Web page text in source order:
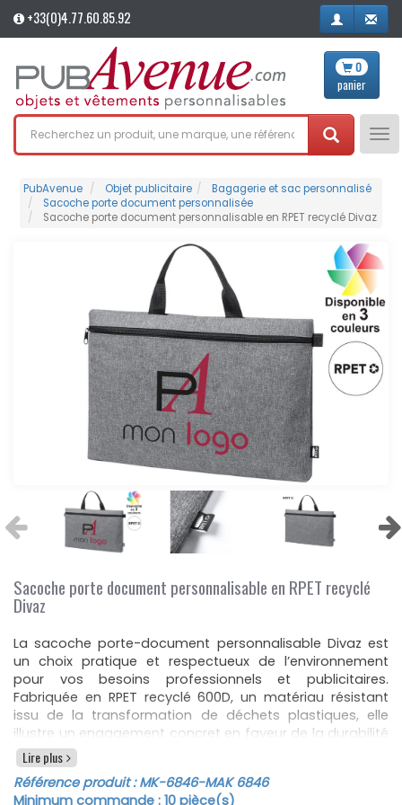
+33(0)4.77.60.85.92
0
panier
PubAvenue Objet publicitaire
Bagagerie et sac personnalisé
Sacoche porte document personnalisée
Sacoche porte document personnalisable en RPET recyclé Divaz
Sacoche porte document personnalisable en RPET recyclé
Divaz
La sacoche porte-document personnalisable Divaz est
un choix pratique et respectueux de l’environnement
pour vos besoins professionnels et publicitaires.
Fabriquée en RPET recyclé 600D, un matériau résistant
issu de la transformation de déchets plastiques, elle
illustre un engagement concret en faveur de la durabilité
et de la réutilisation des ressources. Dotée d’un design
soigné avec des détails noirs et une finition en effet de
mélange, cette sacoche allie style et fonctionnalité.
Lire plus
Référence produit :MK-6846-MAK 6846
Minimum commande : 10 pièce(s)